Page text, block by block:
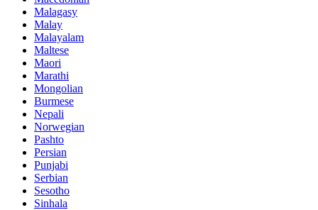
Malagasy
Malay
Malayalam
Maltese
Maori
Marathi
Mongolian
Burmese
Nepali
Norwegian
Pashto
Persian
Punjabi
Serbian
Sesotho
Sinhala